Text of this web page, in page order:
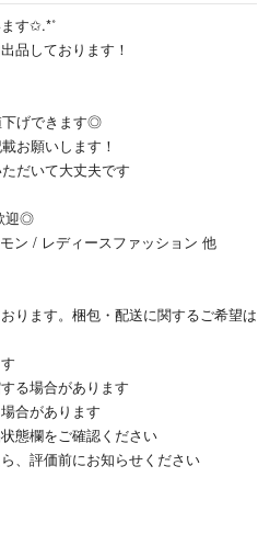
す✩.*˚
品しております！
下げできます◎
お願いします！
だいて大丈夫です
迎◎
ン / レディースファッション 他
ります。梱包・配送に関するご希望は
る場合があります
合があります
態欄をご確認ください
、評価前にお知らせください